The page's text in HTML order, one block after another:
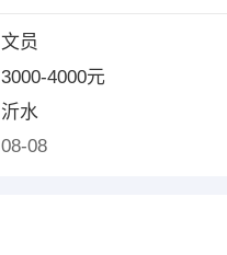
文员
3000-4000元
沂水
08-08